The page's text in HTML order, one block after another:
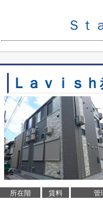
Ｓｔ
Ｌａｖｉｓ
所在階 賃料 管